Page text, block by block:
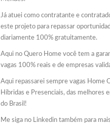
Já atuei como contratante e
este projeto para repassar
diariamente 100% gratuitamente.
Aqui no Quero Home você tem a
vagas 100% reais e de empresas
Aqui repassarei sempre vagas Home
Híbridas e Presenciais, das melhores
do Brasil!
Me siga no Linkedin também para